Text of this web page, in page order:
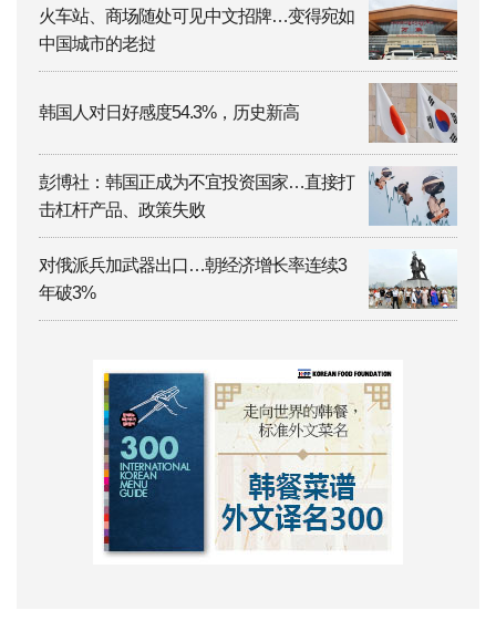
火车站、商场随处可见中文招牌…变得宛如
中国城市的老挝
韩国人对日好感度54.3%，历史新高
彭博社：韩国正成为不宜投资国家…直接打
击杠杆产品、政策失败
对俄派兵加武器出口…朝经济增长率连续3
年破3%